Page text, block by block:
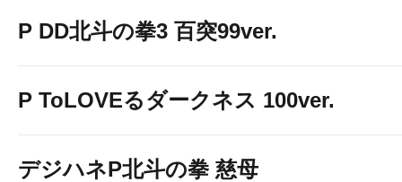
P DD北斗の拳3 百突99ver.
P ToLOVEるダークネス 100ver.
デジハネP北斗の拳 慈母